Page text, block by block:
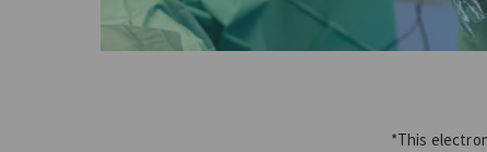
*This